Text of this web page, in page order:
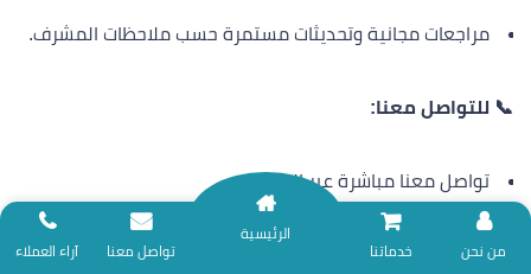
مراجعات مجانية وتحديثات مستمرة حسب ملاحظات المشرف.
📞 للتواصل معنا:
تواصل معنا مباشرة عبر الواتساب
أو من خلال صفحة “تواصل معنا” على موقعنا الإلكتروني
نلتزم بتقديم خدمات المساندة البحثية وفق ضوابط الأمانة العلمية؛ لذا نعتذر عن
آراء العملاء تواصل معنا
الرئيسية
خدماتنا
من نحن